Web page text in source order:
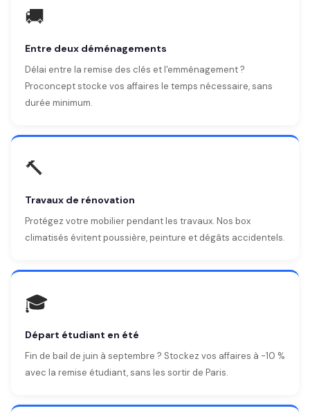
🚚
Entre deux déménagements
Délai entre la remise des clés et l'emménagement ?
Proconcept stocke vos affaires le temps nécessaire, sans
durée minimum.
🔨
Travaux de rénovation
Protégez votre mobilier pendant les travaux. Nos box
climatisés évitent poussière, peinture et dégâts accidentels.
🎓
Départ étudiant en été
Fin de bail de juin à septembre ? Stockez vos affaires à -10 %
avec la remise étudiant, sans les sortir de Paris.